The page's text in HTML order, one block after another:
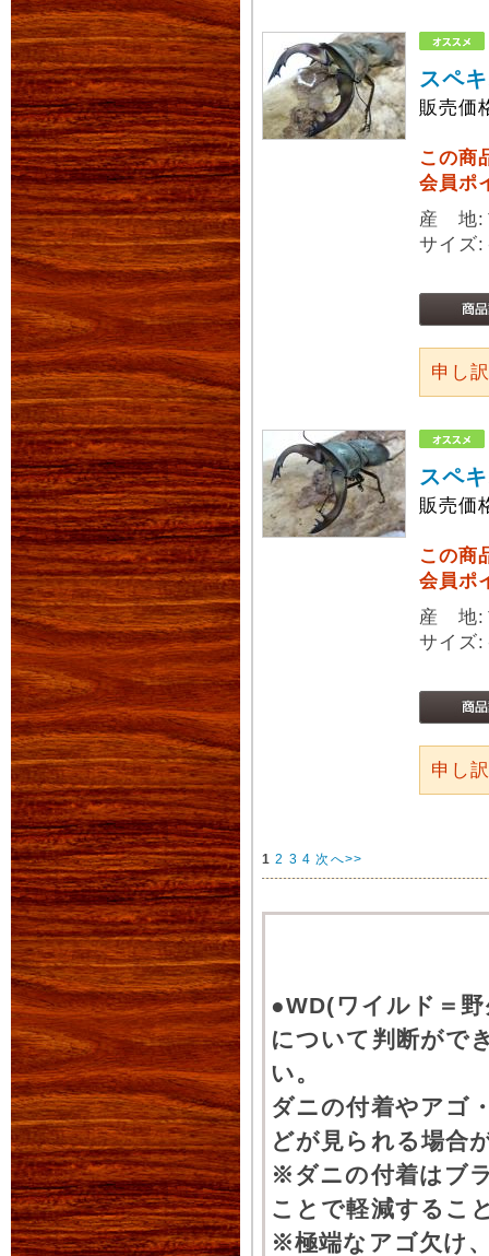
スペ
販売価
この商
会員ポ
産 地:
サイズ
申し
スペ
販売価
この商
会員ポ
産 地:
サイ
申し
1 2 3 4 次へ>>
●WD(ワイルド＝
について判断がで
い。
ダニの付着やアゴ
どが見られる場合
※ダニの付着はブ
ことで軽減するこ
※極端なアゴ欠け